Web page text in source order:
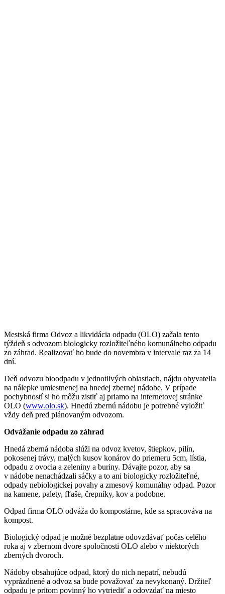
Mestská firma Odvoz a likvidácia odpadu (OLO) začala tento
týždeň s odvozom biologicky rozložiteľného komunálneho odpadu
zo záhrad. Realizovať ho bude do novembra v intervale raz za 14
dní.
Deň odvozu bioodpadu v jednotlivých oblastiach, nájdu obyvatelia
na nálepke umiestnenej na hnedej zbernej nádobe. V prípade
pochybností si ho môžu zistiť aj priamo na internetovej stránke
OLO (www.olo.sk). Hnedú zbernú nádobu je potrebné vyložiť
vždy deň pred plánovaným odvozom.
Odvážanie odpadu zo záhrad
Hnedá zberná nádoba slúži na odvoz kvetov, štiepkov, pilín,
pokosenej trávy, malých kusov konárov do priemeru 5cm, lístia,
odpadu z ovocia a zeleniny a buriny. Dávajte pozor, aby sa
v nádobe nenachádzali sáčky a to ani biologicky rozložiteľné,
odpady nebiologickej povahy a zmesový komunálny odpad. Pozor
na kamene, palety, fľaše, črepníky, kov a podobne.
Odpad firma OLO odváža do kompostárne, kde sa spracováva na
kompost.
Biologický odpad je možné bezplatne odovzdávať počas celého
roka aj v zbernom dvore spoločnosti OLO alebo v niektorých
zberných dvoroch.
Nádoby obsahujúce odpad, ktorý do nich nepatrí, nebudú
vyprázdnené a odvoz sa bude považovať za nevykonaný. Držiteľ
odpadu je pritom povinný ho vytriediť a odovzdať na miesto